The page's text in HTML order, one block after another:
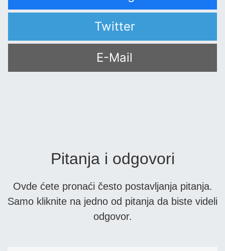
Twitter
E-Mail
Pitanja i odgovori
Ovde ćete pronaći često postavljanja pitanja.
Samo kliknite na jedno od pitanja da biste videli
odgovor.